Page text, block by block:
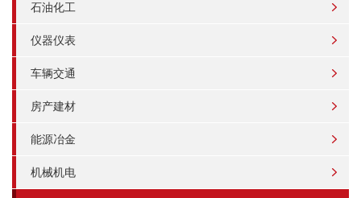
石油化工
仪器仪表
车辆交通
房产建材
能源冶金
机械机电